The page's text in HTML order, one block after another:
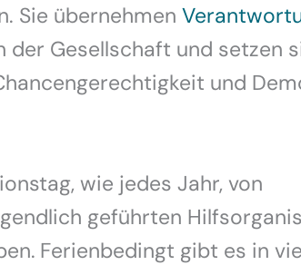
Sie übernehmen
der Gesellschaft und setzen
und
wie jedes Jahr, von
geführten
Ferienbedingt gibt es in